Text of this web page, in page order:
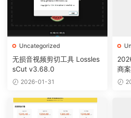
Uncategorized
无损音视频剪切工具 Lossles
sCut v3.68.0
2026-01-31
商
通